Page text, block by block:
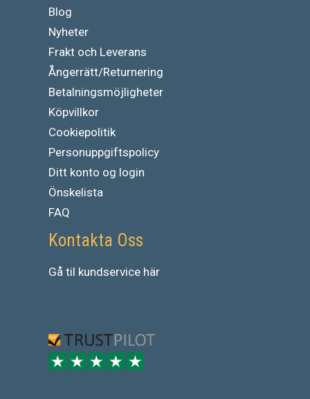
Blog
Nyheter
Frakt och Leverans
Ångerrätt/Returnering
Betalningsmöjligheter
Köpvillkor
Cookiepolitik
Personuppgiftspolicy
Ditt konto og login
Önskelista
FAQ
Kontakta Oss
Gå til kundservice här